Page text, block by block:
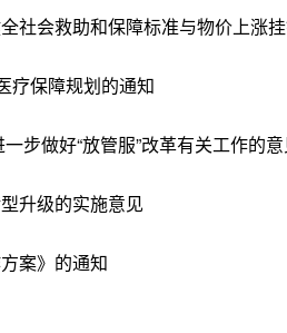
社会救助和保障标准与物价上涨
疗保障规划的通知
步做好“放管服”改革有关工作的
升级的实施意见
案》的通知